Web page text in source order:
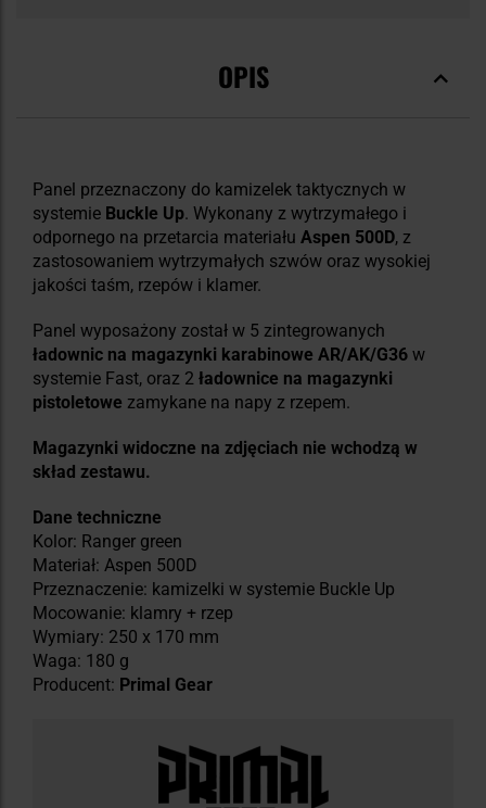
OPIS
Panel przeznaczony do kamizelek taktycznych w
systemie Buckle Up. Wykonany z wytrzymałego i
odpornego na przetarcia materiału Aspen 500D, z
zastosowaniem wytrzymałych szwów oraz wysokiej
jakości taśm, rzepów i klamer.
Panel wyposażony został w 5 zintegrowanych
ładownic na magazynki karabinowe AR/AK/G36 w
systemie Fast, oraz 2 ładownice na magazynki
pistoletowe zamykane na napy z rzepem.
Magazynki widoczne na zdjęciach nie wchodzą w
skład zestawu.
Dane techniczne
Kolor: Ranger green
Materiał: Aspen 500D
Przeznaczenie: kamizelki w systemie Buckle Up
Mocowanie: klamry + rzep
Wymiary: 250 x 170 mm
Waga: 180 g
Producent: Primal Gear